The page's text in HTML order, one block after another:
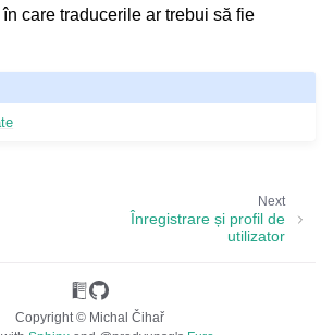
de fișiere acceptate
de configurare
care traducerile ar trebui să fie
Next
Înregistrare și profil de
utilizator
Copyright © Michal Čihař